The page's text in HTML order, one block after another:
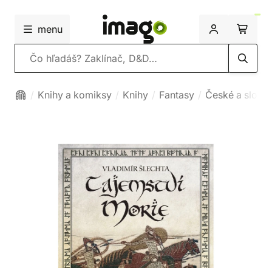
menu
Vyhľadávanie
Knihy a komiksy Knihy Fantasy České a